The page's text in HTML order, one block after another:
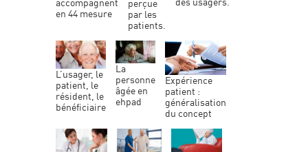
accompagnent
en 44 mesure
perçue
par les
patients.
l’usager, le
patient, le
résident, le
bénéficiaire
la
personne
âgée en
ehpad
expérience
patient :
généralisation
du concept